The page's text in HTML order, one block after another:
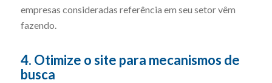
empresas consideradas referência em seu setor vêm
fazendo.
4. Otimize o site para mecanismos de
busca